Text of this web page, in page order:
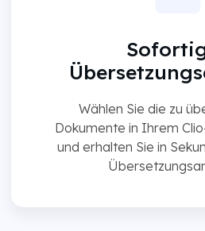
Wählen Sie die zu
Dokumente in Ihrem
und erhalten Sie in